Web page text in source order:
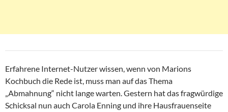
Erfahrene Internet-Nutzer wissen, wenn von Marions
Kochbuch die Rede ist, muss man auf das Thema
„Abmahnung“ nicht lange warten. Gestern hat das fragwürdige
Schicksal nun auch Carola Enning und ihre Hausfrauenseite